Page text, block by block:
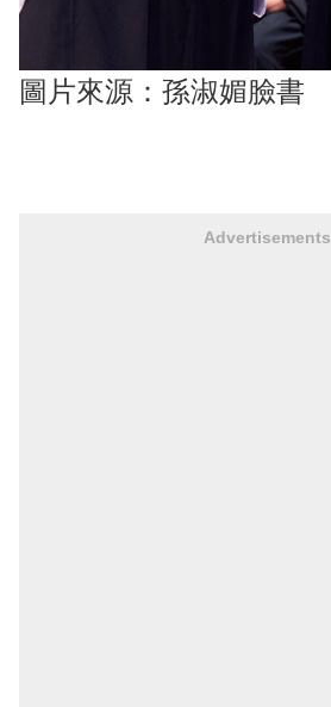
圖片來源：孫淑媚臉書
Advertisements